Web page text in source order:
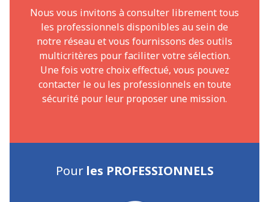
Nous vous invitons à consulter librement tous
les professionnels disponibles au sein de
notre réseau et vous fournissons des outils
multicritères pour faciliter votre sélection.
Une fois votre choix effectué, vous pouvez
contacter le ou les professionnels en toute
sécurité pour leur proposer une mission.
Pour les PROFESSIONNELS